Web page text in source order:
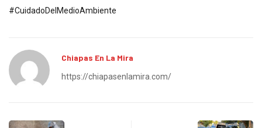
#CuidadoDelMedioAmbiente
Chiapas En La Mira
https://chiapasenlamira.com/